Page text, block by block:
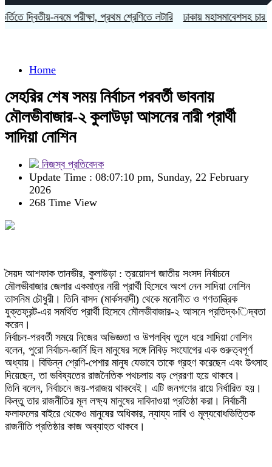
দ্বিতীয়-নবমে পরীক্ষা, প্রথম শ্রেণিতে লটারি ঢাকায় মহাসমাবেশসহ চার
Home
সেহরির শেষ সময় নির্বাচন পরবর্তী ভাবনায়
মৌলভীবাজার-২ কুলাউড়া আসনের নারী প্রার্থী
সাদিয়া নোশিন
নিজস্ব প্রতিবেদক
Update Time : 08:07:10 pm, Sunday, 22 February
2026
268 Time View
সৈয়দ আশফাক তানভীর, কুলাউড়া : ত্রয়োদশ জাতীয় সংসদ নির্বাচনে
মৌলভীবাজার জেলার একমাত্র নারী প্রার্থী হিসেবে অংশ নেন সাদিয়া নোশিন
তাসনিম চৌধুরী। তিনি বাসদ (মার্কসবাদী) থেকে মনোনীত ও গণতান্ত্রিক
যুক্তফ্রন্ট-এর সমর্থিত প্রার্থী হিসেবে মৌলভীবাজার-২ আসনে প্রতিদ্ব›িদ্বতা
করেন।
নির্বাচন-পরবর্তী সময়ে নিজের অভিজ্ঞতা ও উপলব্ধি তুলে ধরে সাদিয়া নোশিন
বলেন, পুরো নির্বাচন-জার্নি ছিল মানুষের সঙ্গে নিবিড় সংযোগের এক গুরুত্বপূর্ণ
অধ্যায়। বিভিন্ন শ্রেণি-পেশার মানুষ যেভাবে তাকে গ্রহণ করেছেন এবং উৎসাহ
দিয়েছেন, তা ভবিষ্যতের রাজনৈতিক পথচলায় বড় প্রেরণা হয়ে থাকবে।
তিনি বলেন, নির্বাচনে জয়-পরাজয় থাকবেই। এটি জনগণের রায়ে নির্ধারিত হয়।
কিন্তু তার রাজনীতির মূল লক্ষ্য মানুষের দাবিদাওয়া প্রতিষ্ঠা করা। নির্বাচনী
ফলাফলের বাইরে থেকেও মানুষের অধিকার, ন্যায্য দাবি ও মূল্যবোধভিত্তিক
রাজনীতি প্রতিষ্ঠার কাজ অব্যাহত থাকবে।